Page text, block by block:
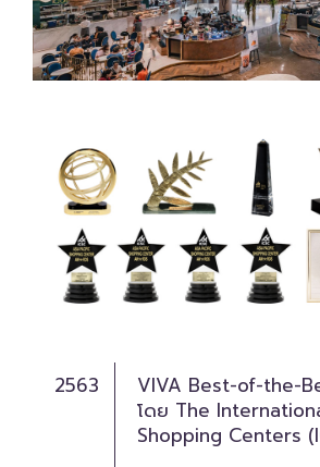
2563
VIVA Best-of-the-
โดย The
Shopping Centers